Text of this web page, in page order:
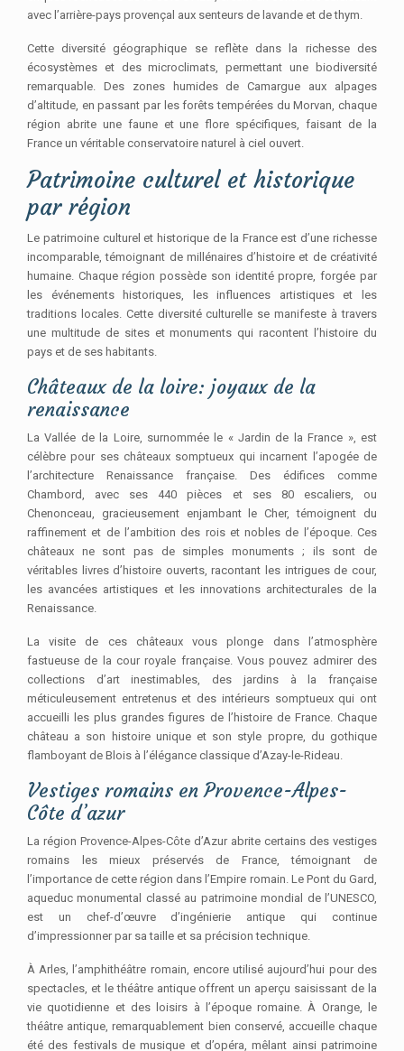
avec l’arrière-pays provençal aux senteurs de lavande et de thym.
Cette diversité géographique se reflète dans la richesse des
écosystèmes et des microclimats, permettant une biodiversité
remarquable. Des zones humides de Camargue aux alpages
d’altitude, en passant par les forêts tempérées du Morvan, chaque
région abrite une faune et une flore spécifiques, faisant de la
France un véritable conservatoire naturel à ciel ouvert.
Patrimoine culturel et historique
par région
Le patrimoine culturel et historique de la France est d’une richesse
incomparable, témoignant de millénaires d’histoire et de créativité
humaine. Chaque région possède son identité propre, forgée par
les événements historiques, les influences artistiques et les
traditions locales. Cette diversité culturelle se manifeste à travers
une multitude de sites et monuments qui racontent l’histoire du
pays et de ses habitants.
Châteaux de la loire: joyaux de la
renaissance
La Vallée de la Loire, surnommée le « Jardin de la France », est
célèbre pour ses châteaux somptueux qui incarnent l’apogée de
l’architecture Renaissance française. Des édifices comme
Chambord, avec ses 440 pièces et ses 80 escaliers, ou
Chenonceau, gracieusement enjambant le Cher, témoignent du
raffinement et de l’ambition des rois et nobles de l’époque. Ces
châteaux ne sont pas de simples monuments ; ils sont de
véritables livres d’histoire ouverts, racontant les intrigues de cour,
les avancées artistiques et les innovations architecturales de la
Renaissance.
La visite de ces châteaux vous plonge dans l’atmosphère
fastueuse de la cour royale française. Vous pouvez admirer des
collections d’art inestimables, des jardins à la française
méticuleusement entretenus et des intérieurs somptueux qui ont
accueilli les plus grandes figures de l’histoire de France. Chaque
château a son histoire unique et son style propre, du gothique
flamboyant de Blois à l’élégance classique d’Azay-le-Rideau.
Vestiges romains en Provence-Alpes-
Côte d’azur
La région Provence-Alpes-Côte d’Azur abrite certains des vestiges
romains les mieux préservés de France, témoignant de
l’importance de cette région dans l’Empire romain. Le Pont du Gard,
aqueduc monumental classé au patrimoine mondial de l’UNESCO,
est un chef-d’œuvre d’ingénierie antique qui continue
d’impressionner par sa taille et sa précision technique.
À Arles, l’amphithéâtre romain, encore utilisé aujourd’hui pour des
spectacles, et le théâtre antique offrent un aperçu saisissant de la
vie quotidienne et des loisirs à l’époque romaine. À Orange, le
théâtre antique, remarquablement bien conservé, accueille chaque
été des festivals de musique et d’opéra, mêlant ainsi patrimoine